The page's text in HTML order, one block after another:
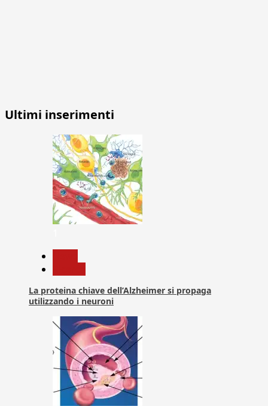
Ultimi inserimenti
La proteina chiave dell’Alzheimer si propaga
utilizzando i neuroni